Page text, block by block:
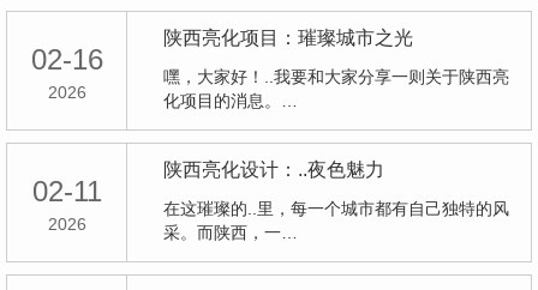
02-16
2026
陕西亮化项目：璀璨城市之光
嘿，大家好！..我要和大家分享一则关于陕西亮
化项目的消息。…
02-11
2026
陕西亮化设计：..夜色魅力
在这璀璨的..里，每一个城市都有自己独特的风
采。而陕西，一…